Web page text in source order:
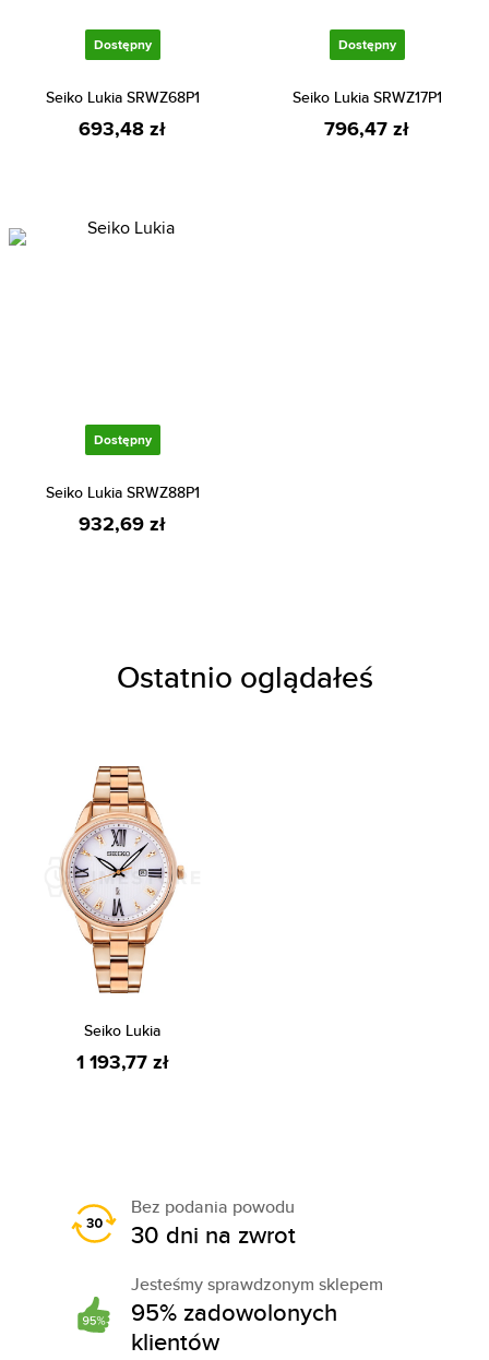
Dostępny
Seiko Lukia SRWZ68P1
693,48 zł
Dostępny
Seiko Lukia SRWZ17P1
796,47 zł
Dostępny
Seiko Lukia SRWZ88P1
932,69 zł
Ostatnio oglądałeś
Seiko Lukia
1 193,77 zł
Bez podania powodu
30 dni na zwrot
Jesteśmy sprawdzonym sklepem
95% zadowolonych
klientów